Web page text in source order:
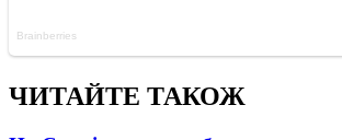
ЧИТАЙТЕ ТАКОЖ